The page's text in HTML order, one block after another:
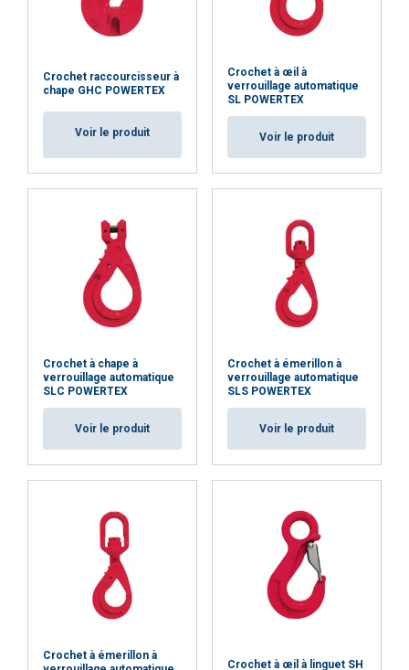
Crochet raccourcisseur à
chape GHC POWERTEX
Voir le produit
Crochet à œil à
verrouillage automatique
SL POWERTEX
Voir le produit
Crochet à chape à
verrouillage automatique
SLC POWERTEX
Voir le produit
Crochet à émerillon à
verrouillage automatique
SLS POWERTEX
Voir le produit
Crochet à émerillon à
Crochet à œil à linguet SH
AFFICHER LES DÉTAILS
Cookie Policy